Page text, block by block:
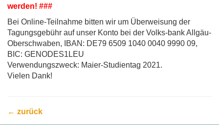
werden! ###
Bei Online-Teilnahme bitten wir um Überweisung der
Tagungsgebühr auf unser Konto bei der Volks-bank Allgäu-
Oberschwaben, IBAN: DE79 6509 1040 0040 9990 09,
BIC: GENODES1LEU
Verwendungszweck: Maier-Studientag 2021.
Vielen Dank!
← zurück